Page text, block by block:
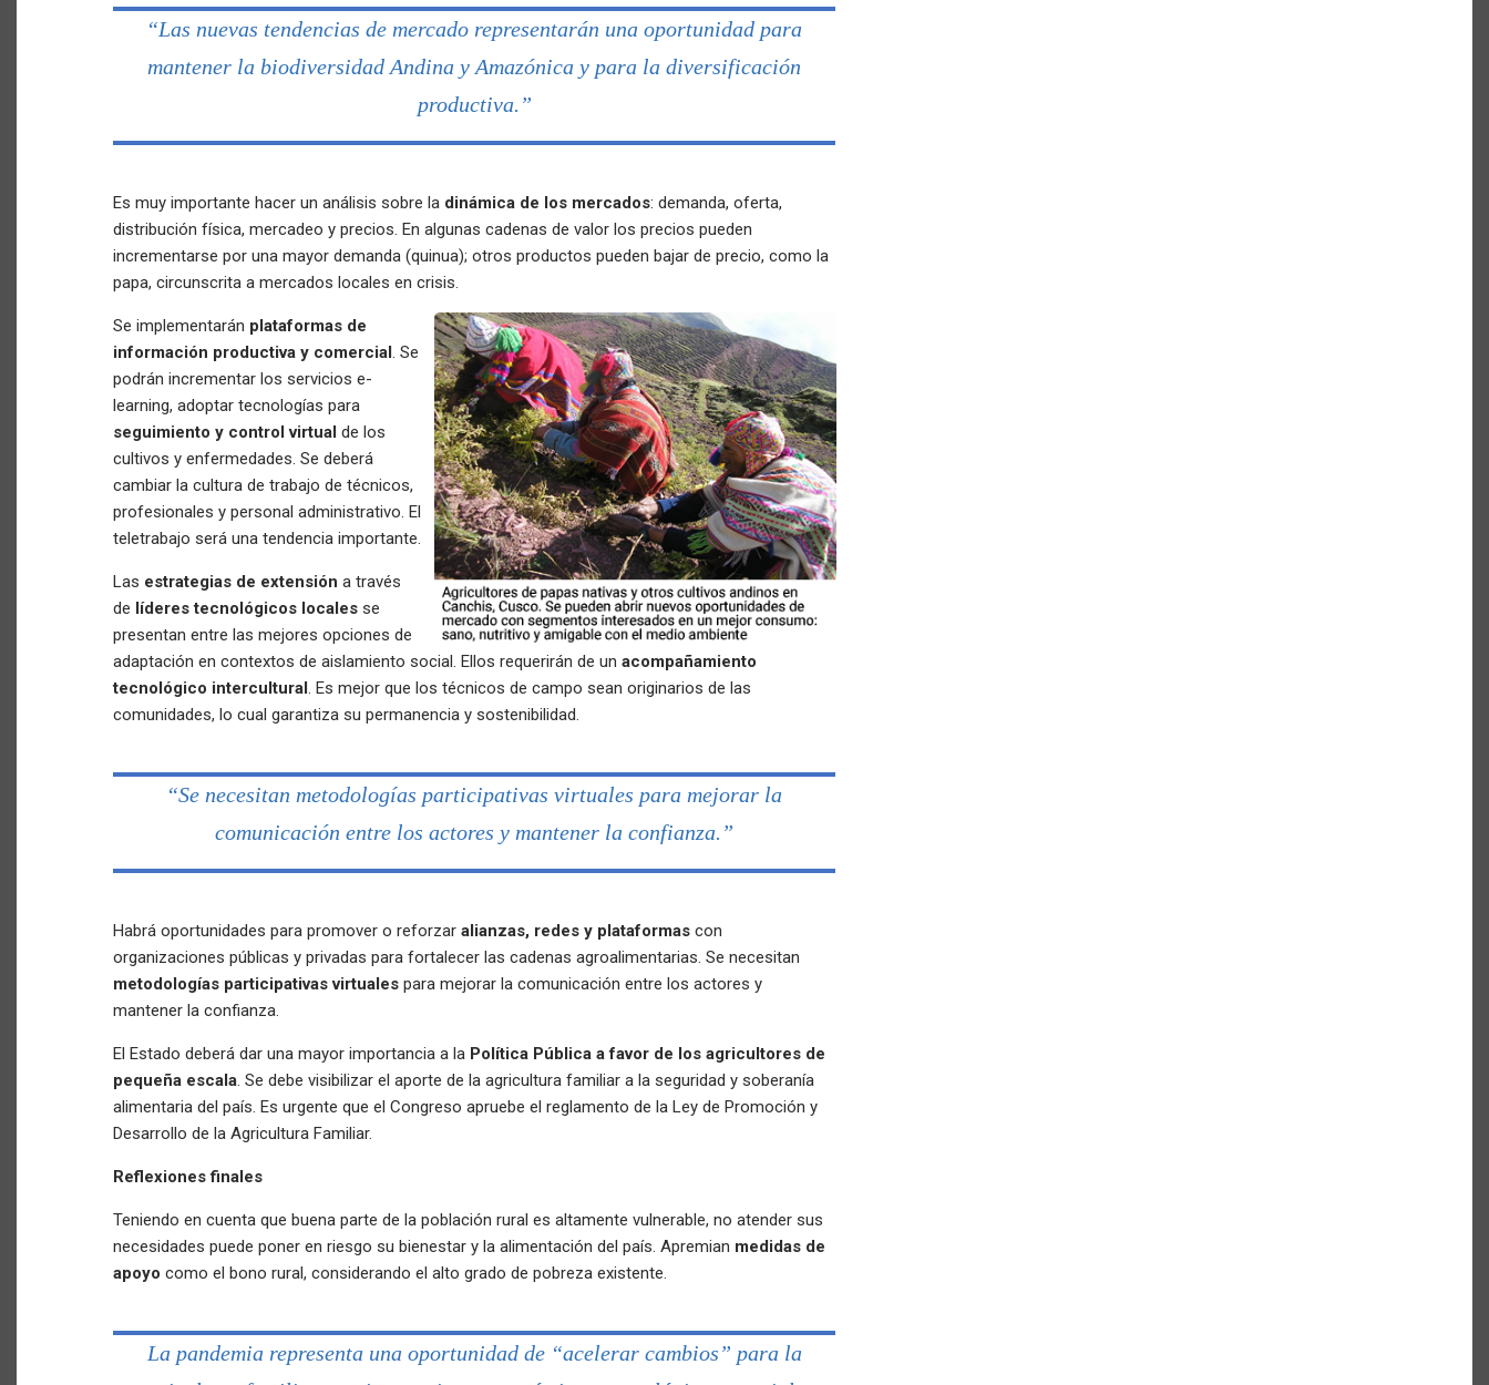
“Las nuevas tendencias de mercado representarán una oportunidad para
mantener la biodiversidad Andina y Amazónica y para la diversificación
productiva.”
Es muy importante hacer un análisis sobre la dinámica de los mercados: demanda, oferta,
distribución física, mercadeo y precios. En algunas cadenas de valor los precios pueden
incrementarse por una mayor demanda (quinua); otros productos pueden bajar de precio, como la
papa, circunscrita a mercados locales en crisis.
Se implementarán plataformas de
información productiva y comercial. Se
podrán incrementar los servicios e-
learning, adoptar tecnologías para
seguimiento y control virtual de los
cultivos y enfermedades. Se deberá
cambiar la cultura de trabajo de técnicos,
profesionales y personal administrativo. El
teletrabajo será una tendencia importante.
Las estrategias de extensión a través
de líderes tecnológicos locales se
presentan entre las mejores opciones de
adaptación en contextos de aislamiento social. Ellos requerirán de un acompañamiento
tecnológico intercultural. Es mejor que los técnicos de campo sean originarios de las
comunidades, lo cual garantiza su permanencia y sostenibilidad.
“Se necesitan metodologías participativas virtuales para mejorar la
comunicación entre los actores y mantener la confianza.”
Habrá oportunidades para promover o reforzar alianzas, redes y plataformas con
organizaciones públicas y privadas para fortalecer las cadenas agroalimentarias. Se necesitan
metodologías participativas virtuales para mejorar la comunicación entre los actores y
mantener la confianza.
El Estado deberá dar una mayor importancia a la Política Pública a favor de los agricultores de
pequeña escala. Se debe visibilizar el aporte de la agricultura familiar a la seguridad y soberanía
alimentaria del país. Es urgente que el Congreso apruebe el reglamento de la Ley de Promoción y
Desarrollo de la Agricultura Familiar.
Reflexiones finales
Teniendo en cuenta que buena parte de la población rural es altamente vulnerable, no atender sus
necesidades puede poner en riesgo su bienestar y la alimentación del país. Apremian medidas de
apoyo como el bono rural, considerando el alto grado de pobreza existente.
La pandemia representa una oportunidad de “acelerar cambios” para la